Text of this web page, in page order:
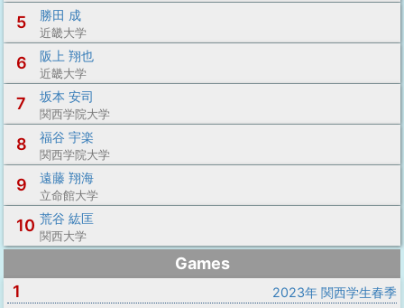
5 勝田 成
近畿大学
6 阪上 翔也
近畿大学
7 坂本 安司
関西学院大学
8 福谷 宇楽
関西学院大学
9 遠藤 翔海
立命館大学
10 荒谷 紘匡
関西大学
Games
1
2023年 関西学生春季